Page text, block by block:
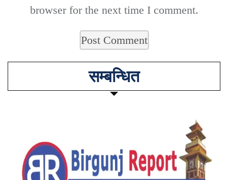
browser for the next time I comment.
सम्बन्धित